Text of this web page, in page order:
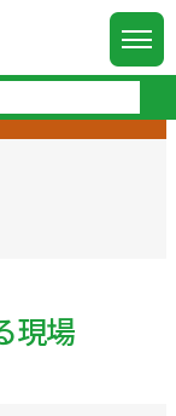
現場